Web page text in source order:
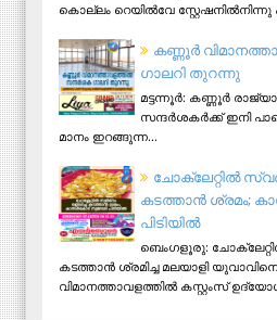
കൊല്ലം റെയിൽവേ സ്റ്റേഷനിൽനിന്നു
ക​ണ്ണൂ​ർ
ഗാ​ല​റി തു​റ​ന്നു
മ​ട്ട​ന്നൂ​ർ: ക​ണ്ണൂ​ർ
സ​ന്ദ​ർ​ശ​ക​ർ​ക്ക് ഇ​നി
മാ​നം ഇ​റ​ങ്ങു​ന്ന...
ചോക്ലേറ്റിൽ
കടത്താൻ ശ്രമം;
പിടിയില്‍
ബെംഗളൂരു:
കടത്താൻ ശ്രമിച്ച മലയാളി
വിമാനത്താവളത്തിൽ കസ്റ്റംസ്